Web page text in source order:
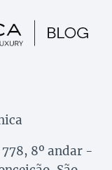
778, 8º andar -